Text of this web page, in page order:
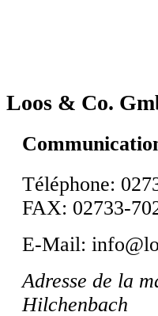
Loos & Co.
Téléphone:
FAX: 02733-
E-Mail:
Adresse de la
Hilchenbach